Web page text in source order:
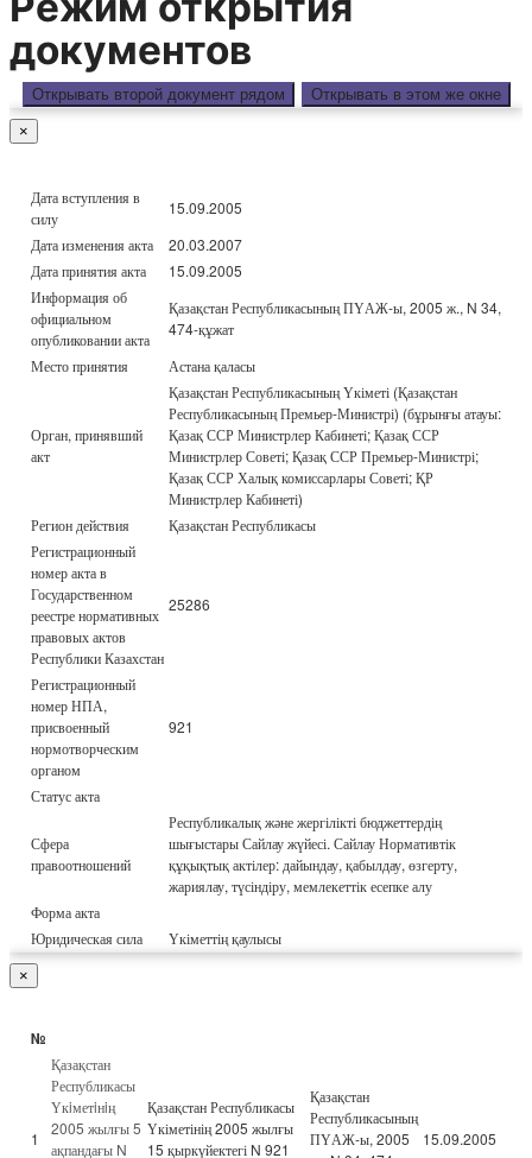
документов
Открывать второй документ рядом Открывать в этом же окне
×
Дата вступления в
силу
15.09.2005
Дата изменения акта
20.03.2007
Дата принятия акта
15.09.2005
Информация об
официальном
опубликовании акта
Қазақстан Республикасының ПҮАЖ-ы, 2005 ж., N 34,
474-құжат
Место принятия
Астана қаласы
Орган, принявший
акт
Қазақстан Республикасының Үкіметі (Қазақстан
Республикасының Премьер-Министрі) (бұрынғы атауы:
Қазақ ССР Министрлер Кабинеті; Қазақ ССР
Министрлер Советі; Қазақ ССР Премьер-Министрі;
Қазақ ССР Халық комиссарлары Советі; ҚР
Министрлер Кабинеті)
Регион действия
Қазақстан Республикасы
Регистрационный
номер акта в
Государственном
реестре нормативных
правовых актов
Республики Казахстан
25286
Регистрационный
номер НПА,
присвоенный
нормотворческим
органом
921
Статус акта
Сфера
правоотношений
Республикалық және жергілікті бюджеттердің
шығыстары Сайлау жүйесі. Сайлау Нормативтік
құқықтық актілер: дайындау, қабылдау, өзгерту,
жариялау, түсіндіру, мемлекеттік есепке алу
Форма акта
Юридическая сила
Үкіметтің қаулысы
×
№
1
Қазақстан
Республикасы
Үкiметiнiң
2005 жылғы 5
ақпандағы N
Қазақстан Республикасы
Үкіметінің 2005 жылғы
15 қыркүйектегі N 921
Қазақстан
Республикасының
ПҮАЖ-ы, 2005
15.09.2005